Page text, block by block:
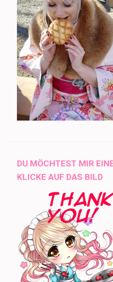
DU MÖCHTEST MIR
KLICKE AUF DAS BILD